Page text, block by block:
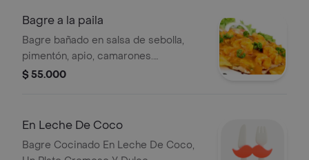
Bagre a la paila
Bagre bañado en salsa de sebolla,
pimentón, apio, camarones.
acompañado de sancocho de
$ 55.000
En Leche De Coco
Bagre Cocinado En Leche De Coco,